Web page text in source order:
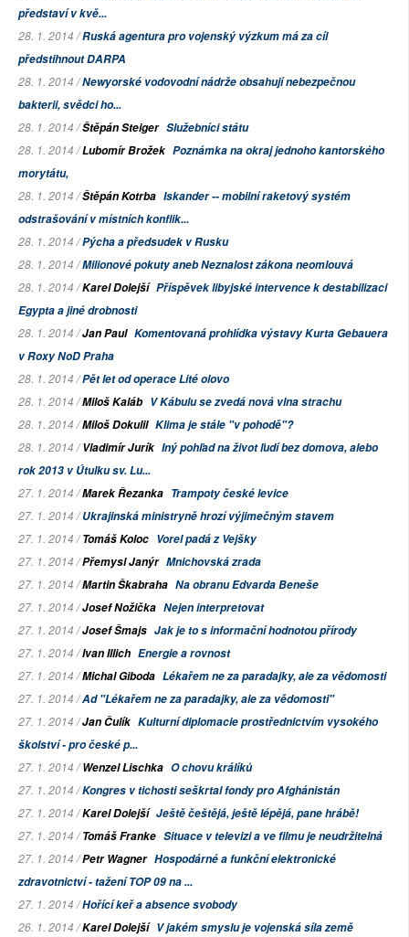
představí v kvě...
28. 1. 2014 /Ruská agentura pro vojenský výzkum má za cíl
předstihnout DARPA
28. 1. 2014 /Newyorské vodovodní nádrže obsahují nebezpečnou
bakterii, svědci ho...
28. 1. 2014 /Štěpán Steiger Služebníci státu
28. 1. 2014 /Lubomír Brožek Poznámka na okraj jednoho kantorského
morytátu,
28. 1. 2014 /Štěpán Kotrba Iskander -- mobilní raketový systém
odstrašování v místních konflik...
28. 1. 2014 /Pýcha a předsudek v Rusku
28. 1. 2014 /Milionové pokuty aneb Neznalost zákona neomlouvá
28. 1. 2014 /Karel Dolejší Příspěvek libyjské intervence k destabilizaci
Egypta a jiné drobnosti
28. 1. 2014 /Jan Paul Komentovaná prohlídka výstavy Kurta Gebauera
v Roxy NoD Praha
28. 1. 2014 /Pět let od operace Lité olovo
28. 1. 2014 /Miloš Kaláb V Kábulu se zvedá nová vlna strachu
28. 1. 2014 /Miloš Dokulil Klima je stále "v pohodě"?
28. 1. 2014 /Vladimír Jurík Iný pohľad na život ľudí bez domova, alebo
rok 2013 v Útulku sv. Lu...
27. 1. 2014 /Marek Řezanka Trampoty české levice
27. 1. 2014 /Ukrajinská ministryně hrozí výjimečným stavem
27. 1. 2014 /Tomáš Koloc Vorel padá zVejšky
27. 1. 2014 /Přemysl Janýr Mnichovská zrada
27. 1. 2014 /Martin Škabraha Na obranu Edvarda Beneše
27. 1. 2014 /Josef Nožička Nejen interpretovat
27. 1. 2014 /Josef Šmajs Jak je to s informační hodnotou přírody
27. 1. 2014 /Ivan Illich Energie a rovnost
27. 1. 2014 /Michal Giboda Lékařem ne za paradajky, ale za vědomosti
27. 1. 2014 /Ad "Lékařem ne za paradajky, ale za vědomosti"
27. 1. 2014 /Jan Čulík Kulturní diplomacie prostřednictvím vysokého
školství - pro české p...
27. 1. 2014 /Wenzel Lischka O chovu králíků
27. 1. 2014 /Kongres v tichosti seškrtal fondy pro Afghánistán
27. 1. 2014 /Karel Dolejší Ještě češtějá, ještě lépějá, pane hrábě!
27. 1. 2014 /Tomáš Franke Situace v televizi a ve filmu je neudržitelná
27. 1. 2014 /Petr Wagner Hospodárné a funkční elektronické
zdravotnictví - tažení TOP 09 na ...
27. 1. 2014 /Hořící keř a absence svobody
26. 1. 2014 /Karel Dolejší V jakém smyslu je vojenská síla země